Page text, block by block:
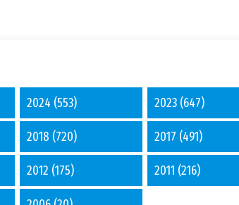
2024 (553) 2023 (647)
2018 (720) 2017 (491)
2012 (175) 2011 (216)